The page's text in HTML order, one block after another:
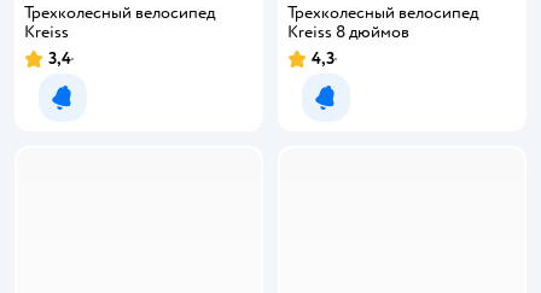
Трехколесный велосипед
Kreiss
3,4
Уведомить о появлении
Трехколесный велосипед
Kreiss 8 дюймов
4,3
Уведомить о появлении